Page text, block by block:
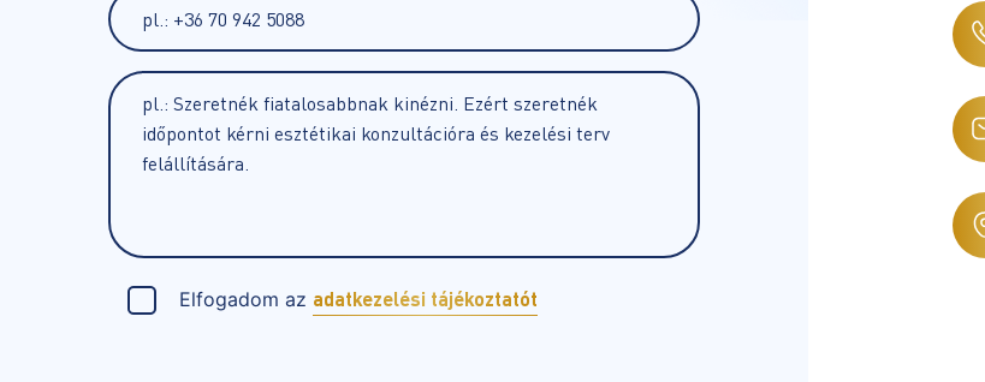
Elfogadom az adatkezelési tájékoztatót